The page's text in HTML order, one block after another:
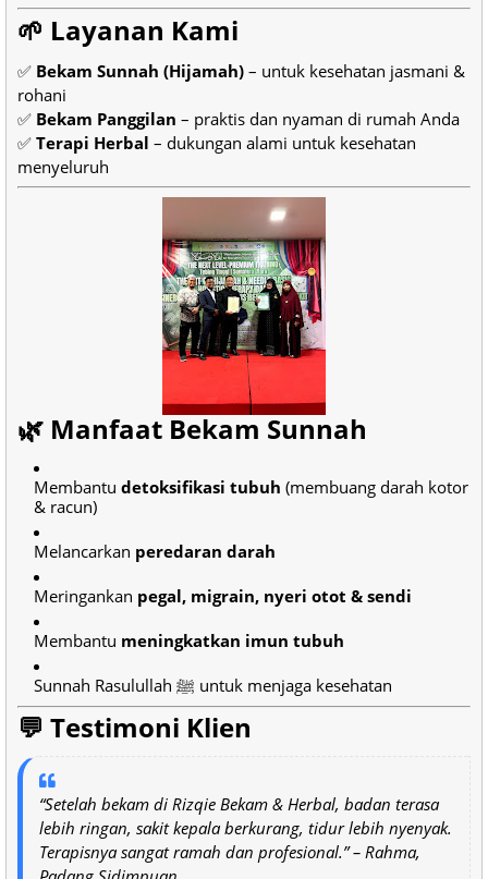
🌱 Layanan Kami
✅ Bekam Sunnah (Hijamah) – untuk kesehatan jasmani &
rohani
✅ Bekam Panggilan – praktis dan nyaman di rumah Anda
✅ Terapi Herbal – dukungan alami untuk kesehatan
menyeluruh
🌿 Manfaat Bekam Sunnah
Membantu detoksifikasi tubuh (membuang darah kotor
& racun)
Melancarkan peredaran darah
Meringankan pegal, migrain, nyeri otot & sendi
Membantu meningkatkan imun tubuh
Sunnah Rasulullah ﷺ untuk menjaga kesehatan
💬 Testimoni Klien
“Setelah bekam di Rizqie Bekam & Herbal, badan terasa
lebih ringan, sakit kepala berkurang, tidur lebih nyenyak.
Terapisnya sangat ramah dan profesional.” – Rahma,